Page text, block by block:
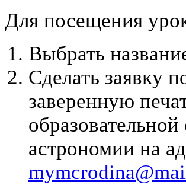
Для посещения
Выбрать
Сделать заявку
заверенную
астрономии на